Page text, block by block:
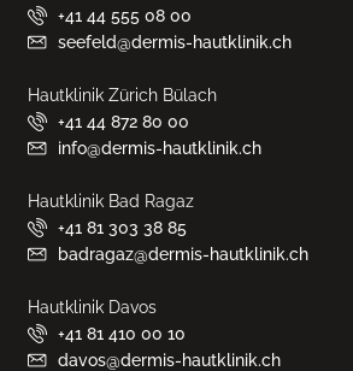
+41 44 555 08 00
seefeld@dermis-hautklinik.ch
Hautklinik Zürich Bülach
+41 44 872 80 00
info@dermis-hautklinik.ch
Hautklinik Bad Ragaz
+41 81 303 38 85
badragaz@dermis-hautklinik.ch
Hautklinik Davos
+41 81 410 00 10
davos@dermis-hautklinik.ch